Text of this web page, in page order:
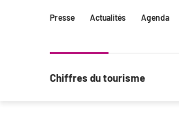
Navigation
RecherchePresse Actualités Agenda
Chiffres du tourisme